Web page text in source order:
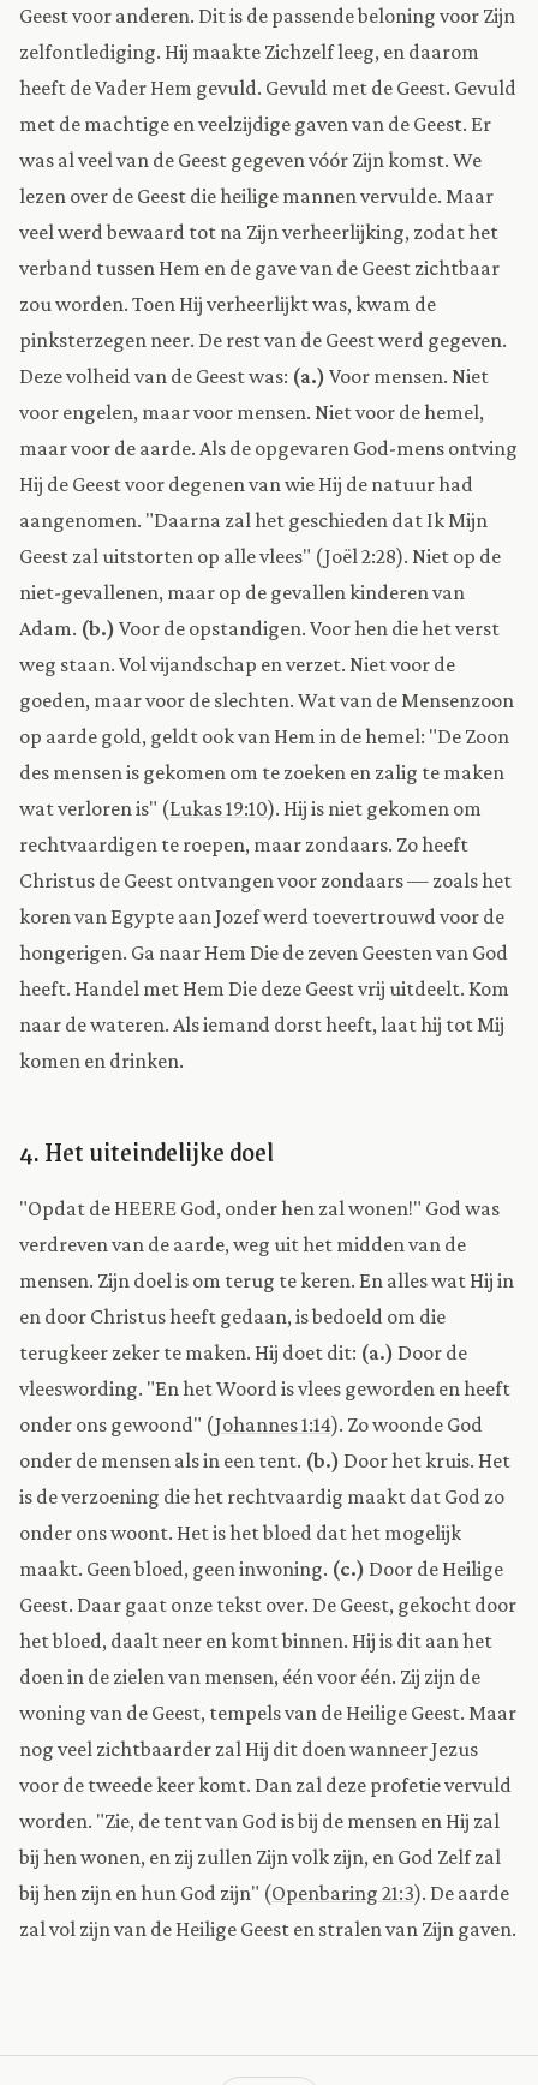
Geest voor anderen. Dit is de passende beloning voor Zijn
zelfontlediging. Hij maakte Zichzelf leeg, en daarom
heeft de Vader Hem gevuld. Gevuld met de Geest. Gevuld
met de machtige en veelzijdige gaven van de Geest. Er
was al veel van de Geest gegeven vóór Zijn komst. We
lezen over de Geest die heilige mannen vervulde. Maar
veel werd bewaard tot na Zijn verheerlijking, zodat het
verband tussen Hem en de gave van de Geest zichtbaar
zou worden. Toen Hij verheerlijkt was, kwam de
pinksterzegen neer. De rest van de Geest werd gegeven.
Deze volheid van de Geest was: (a.) Voor mensen. Niet
voor engelen, maar voor mensen. Niet voor de hemel,
maar voor de aarde. Als de opgevaren God-mens ontving
Hij de Geest voor degenen van wie Hij de natuur had
aangenomen. "Daarna zal het geschieden dat Ik Mijn
Geest zal uitstorten op alle vlees" (Joël 2:28). Niet op de
niet-gevallenen, maar op de gevallen kinderen van
Adam. (b.) Voor de opstandigen. Voor hen die het verst
weg staan. Vol vijandschap en verzet. Niet voor de
goeden, maar voor de slechten. Wat van de Mensenzoon
op aarde gold, geldt ook van Hem in de hemel: "De Zoon
des mensen is gekomen om te zoeken en zalig te maken
wat verloren is" (Lukas 19:10). Hij is niet gekomen om
rechtvaardigen te roepen, maar zondaars. Zo heeft
Christus de Geest ontvangen voor zondaars — zoals het
koren van Egypte aan Jozef werd toevertrouwd voor de
hongerigen. Ga naar Hem Die de zeven Geesten van God
heeft. Handel met Hem Die deze Geest vrij uitdeelt. Kom
naar de wateren. Als iemand dorst heeft, laat hij tot Mij
komen en drinken.
4. Het uiteindelijke doel
"Opdat de HEERE God, onder hen zal wonen!" God was
verdreven van de aarde, weg uit het midden van de
mensen. Zijn doel is om terug te keren. En alles wat Hij in
en door Christus heeft gedaan, is bedoeld om die
terugkeer zeker te maken. Hij doet dit: (a.) Door de
vleeswording. "En het Woord is vlees geworden en heeft
onder ons gewoond" (Johannes 1:14). Zo woonde God
onder de mensen als in een tent. (b.) Door het kruis. Het
is de verzoening die het rechtvaardig maakt dat God zo
onder ons woont. Het is het bloed dat het mogelijk
maakt. Geen bloed, geen inwoning. (c.) Door de Heilige
Geest. Daar gaat onze tekst over. De Geest, gekocht door
het bloed, daalt neer en komt binnen. Hij is dit aan het
doen in de zielen van mensen, één voor één. Zij zijn de
woning van de Geest, tempels van de Heilige Geest. Maar
nog veel zichtbaarder zal Hij dit doen wanneer Jezus
voor de tweede keer komt. Dan zal deze profetie vervuld
worden. "Zie, de tent van God is bij de mensen en Hij zal
bij hen wonen, en zij zullen Zijn volk zijn, en God Zelf zal
bij hen zijn en hun God zijn" (Openbaring 21:3). De aarde
zal vol zijn van de Heilige Geest en stralen van Zijn gaven.